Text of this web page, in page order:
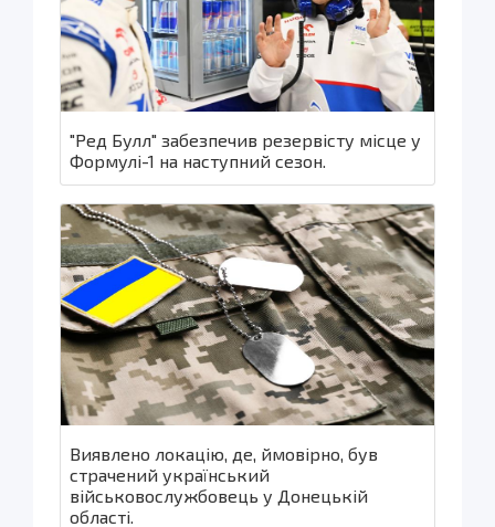
"Ред Булл" забезпечив резервісту місце у
Формулі-1 на наступний сезон.
Виявлено локацію, де, ймовірно, був
страчений український
військовослужбовець у Донецькій
області.